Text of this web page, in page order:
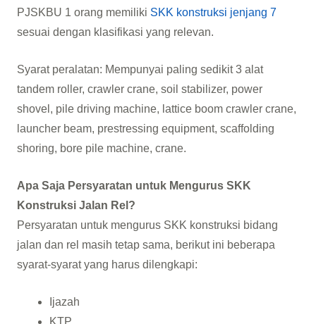
PJSKBU 1 orang memiliki SKK konstruksi jenjang 7
sesuai dengan klasifikasi yang relevan.
Syarat peralatan: Mempunyai paling sedikit 3 alat
tandem roller, crawler crane, soil stabilizer, power
shovel, pile driving machine, lattice boom crawler crane,
launcher beam, prestressing equipment, scaffolding
shoring, bore pile machine, crane.
Apa Saja Persyaratan untuk Mengurus SKK
Konstruksi Jalan Rel?
Persyaratan untuk mengurus SKK konstruksi bidang
jalan dan rel masih tetap sama, berikut ini beberapa
syarat-syarat yang harus dilengkapi:
Ijazah
KTP